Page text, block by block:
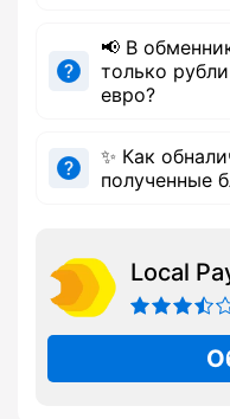
📢 В
только
евро?
✨ Как
полученные
Local